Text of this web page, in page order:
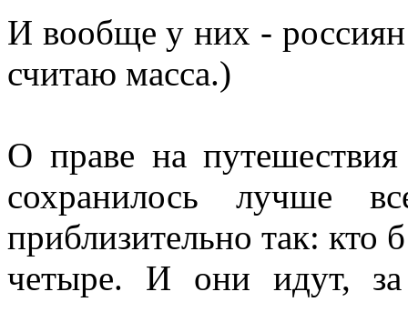
И вообще у них -
считаю масса.)
О праве на
сохранилось лучше
приблизительно так: кто
четыре. И они идут,